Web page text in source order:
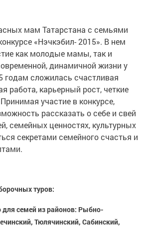
мам Татарстана с семьями
«Нэчкэбил- 2015». В нем
как молодые мамы, так и
динамичной жизни у
годам сложилась счастливая
работа, карьерный рост, четкие
участие в конкурсе,
рассказать о себе и свей
семейных ценностях, культурных
секретами семейного счастья и
туров:
семей из районов: Рыбно-
Тюлячинский, Сабинский,